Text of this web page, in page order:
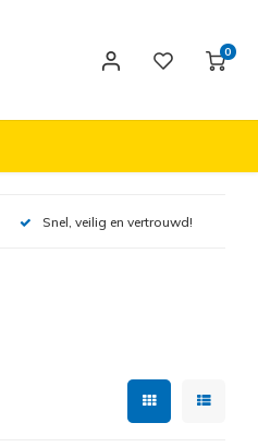
0
Snel, veilig en vertrouwd!